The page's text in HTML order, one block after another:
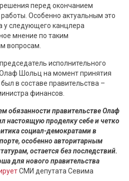
перед окончанием
Особенно актуальным это
у следующего канцлера
мнение по таким
вопросам.
исполнительного
Шольц на момент принятия
в составе правительства –
финансов.
обязанности правительстве Олаф
настоящую проделку себе и четко
социал-демократами в
особенно авторитарным
остается без последствий.
для нового правительства
СМИ депутата Севима